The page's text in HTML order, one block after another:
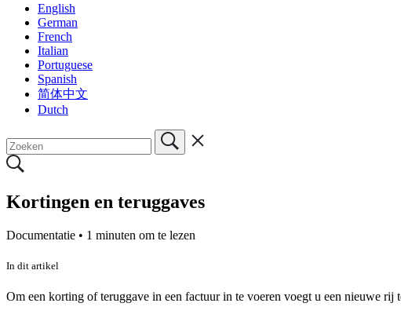
English
German
French
Italian
Portuguese
Spanish
简体中文
Dutch
Kortingen en teruggaves
Documentatie • 1 minuten om te lezen
In dit artikel
Om een korting of teruggave in een factuur in te voeren voegt u een nieuwe rij